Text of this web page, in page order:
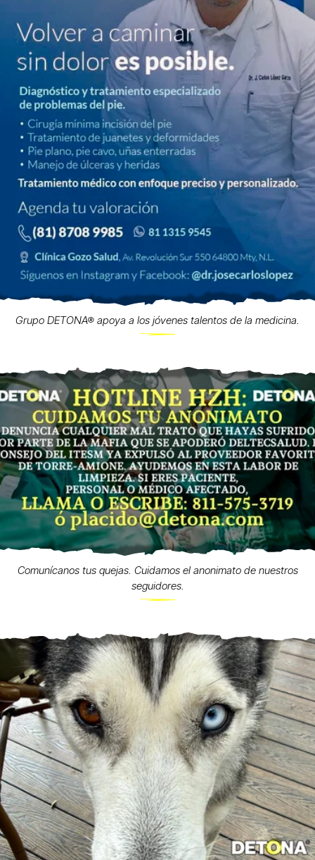
Grupo DETONA® apoya a los jóvenes talentos de la medicina.
Comunícanos tus quejas. Cuidamos el anonimato de nuestros
seguidores.